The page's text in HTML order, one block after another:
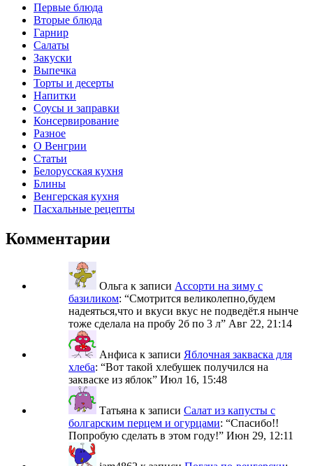
Первые блюда
Вторые блюда
Гарнир
Салаты
Закуски
Выпечка
Торты и десерты
Напитки
Соусы и заправки
Консервирование
Разное
О Венгрии
Статьи
Белорусская кухня
Блины
Венгерская кухня
Пасхальные рецепты
Комментарии
Ольга к записи Ассорти на зиму с
базиликом: “Смотрится великолепно,будем
надеяться,что и вкуси вкус не подведёт.я нынче
тоже сделала на пробу 2б по 3 л” Авг 22, 21:14
Анфиса к записи Яблочная закваска для
хлеба: “Вот такой хлебушек получился на
закваске из яблок” Июл 16, 15:48
Татьяна к записи Салат из капусты с
болгарским перцем и огурцами: “Спасибо!!
Попробую сделать в этом году!” Июн 29, 12:11